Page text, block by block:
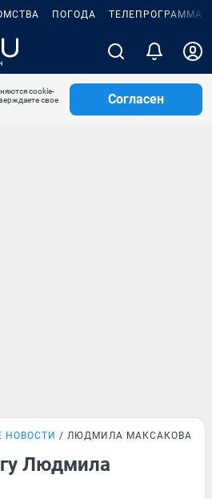
ПОГОДА ТЕЛЕПРОГРАММА
cookie-
свое
Согласен
НОВОСТИ ЛЮДМИЛА МАКСАКОВА
Людмила